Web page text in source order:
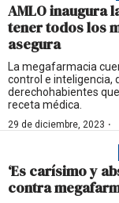
AMLO inaugura
tener todos los
asegura
La megafarmacia
control e inteligencia,
derechohabientes
receta médica.
29 de diciembre, 2023 ·
‘Es carísimo y
contra